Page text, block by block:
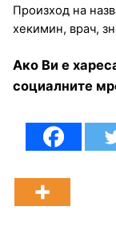
Произход на
хекимин, врач,
Ако Ви е
социалните